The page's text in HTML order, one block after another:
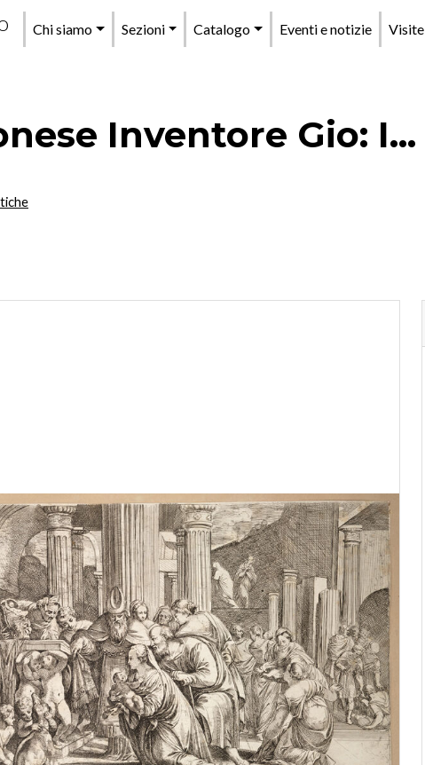
Menu
principale
Chi siamo Sezioni Catalogo Eventi e notizie Visite
Inventore Gio: I...